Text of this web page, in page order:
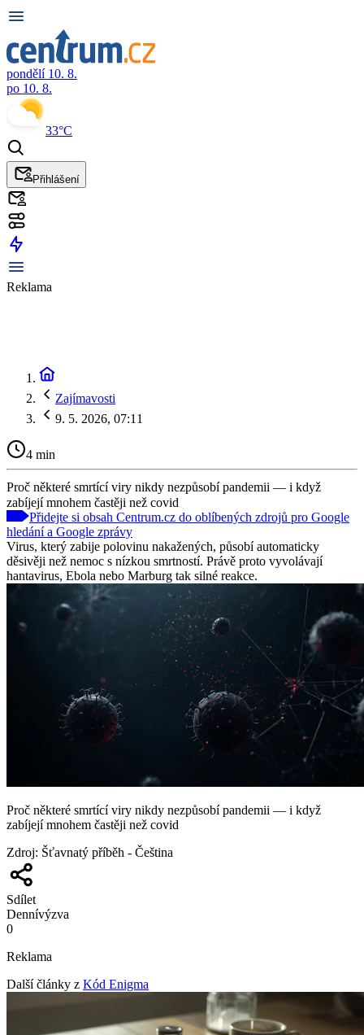
pondělí 10. 8.
po 10. 8.
33°C
Přihlášení
Reklama
Zajímavosti
9. 5. 2026, 07:11
4 min
Proč některé smrtící viry nikdy nezpůsobí pandemii — i když
zabíjejí mnohem častěji než covid
Přidejte si obsah Centrum.cz do oblíbených zdrojů pro Google
hledání a Google zprávy
Virus, který zabije polovinu nakažených, působí automaticky
děsivěji než nemoc s nízkou smrtností. Právě proto vyvolávají
hantavirus, Ebola nebo Marburg tak silné reakce.
Proč některé smrtící viry nikdy nezpůsobí pandemii — i když
zabíjejí mnohem častěji než covid
Zdroj: Šťavnatý příběh - Čeština
Sdílet
Dennívýzva
0
Reklama
Další články z Kód Enigma